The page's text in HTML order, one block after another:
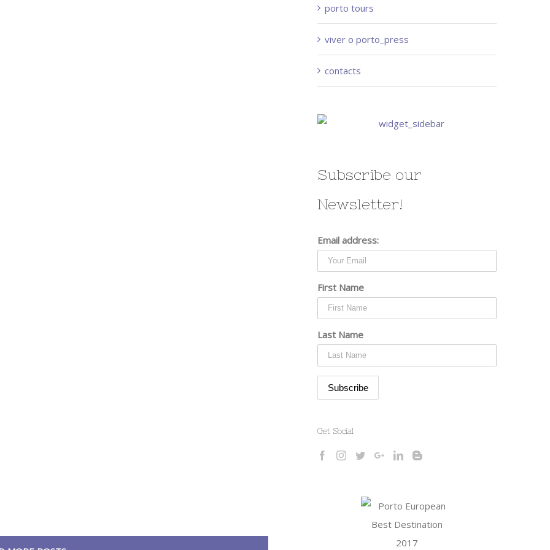
porto tours
viver o porto_press
contacts
Subscribe our
Newsletter!
Email address:
First Name
Last Name
Get Social